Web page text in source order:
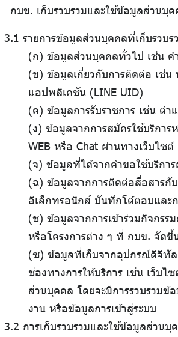
กบข. เก็บรวบรวมและใช้ข้อมูลส่วนบุ
3.1 รายการข้อมูลส่วนบุคคลที่เก็บรวบร
(ก) ข้อมูลส่วนบุคคลทั่วไป เช่น ค
(ข) ข้อมูลเกี่ยวกับการติดต่อ เช่
แอปพลิเคชัน (LINE UID)
(ค) ข้อมูลการรับราชการ เช่น ต
(ง) ข้อมูลจากการสมัครใช้บริการ
WEB หรือ Chat ผ่านทางเว็บไซ
(จ) ข้อมูลที่ได้จากคำขอใช้บริกา
(ฉ) ข้อมูลจากการติดต่อสื่อสารกั
อิเล็กทรอนิกส์ บันทึกโต้ตอบและ
(ช) ข้อมูลจากการเข้าร่วมกิจกรร
หรือโครงการต่าง ๆ ที่ กบข. จัดขึ้
(ซ) ข้อมูลที่เก็บจากอุปกรณ์ดิจิทัล
ช่องทางการให้บริการ เช่น เว็บ
ส่วนบุคคล โดยจะมีการรวบรวมข้
งาน หรือข้อมูลการเข้าสู่ระบบ
3.2 การเก็บรวบรวมและใช้ข้อมูลส่วนบุ